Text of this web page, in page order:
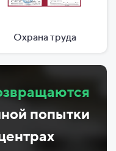
Охрана труда
попытки